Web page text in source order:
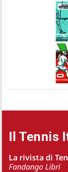
Il Tennis
La rivista di
Fandango Libri